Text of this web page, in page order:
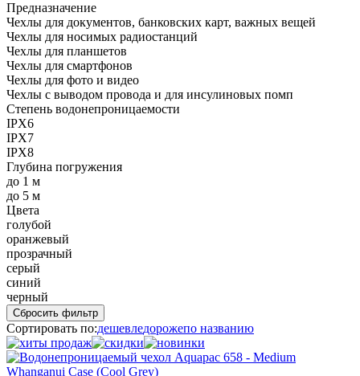
Предназначение
Чехлы для документов, банковских карт, важных вещей
Чехлы для носимых радиостанций
Чехлы для планшетов
Чехлы для смартфонов
Чехлы для фото и видео
Чехлы с выводом провода и для инсулиновых помп
Степень водонепроницаемости
IPX6
IPX7
IPX8
Глубина погружения
до 1 м
до 5 м
Цвета
голубой
оранжевый
прозрачный
серый
синий
черный
Сбросить фильтр
Сортировать по:дешевледорожепо названию